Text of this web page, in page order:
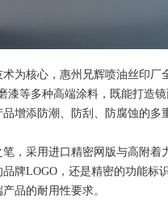
为核心，惠州兄辉喷油丝印
等多种高端涂料，既能打造
增添防潮、防刮、防腐蚀的
，采用进口精密网版与高附
牌LOGO，还是精密的功能标
品的耐用性要求。